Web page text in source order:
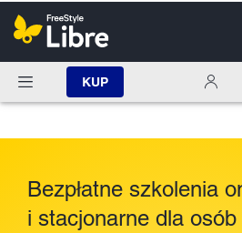
KUP
Bezpłatne szkolenia
i stacjonarne dla